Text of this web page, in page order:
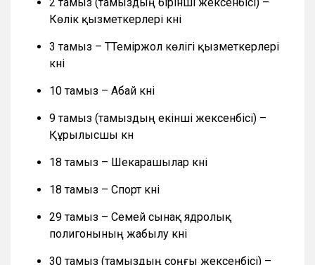
Көлік қызметкерлері күні
3 тамыз – ТТеміржол көлігі қызметкерлері
күні
10 тамыз – Абай күні
9 тамыз (тамыздың екінші жексенбісі) –
Құрылысшы күн
18 тамыз – Шекарашылар күні
18 тамыз – Спорт күні
29 тамыз – Семей сынақ ядролық
полигонының жабылу күні
30 тамыз (тамыздың соңғы жексенбісі) –